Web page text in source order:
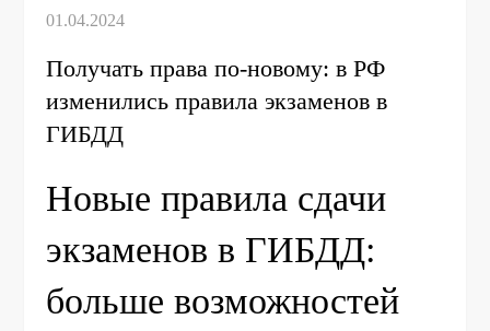
Получать права по-новому: в РФ
изменились правила экзаменов в
ГИБДД
Новые правила сдачи
экзаменов в ГИБДД:
больше возможностей